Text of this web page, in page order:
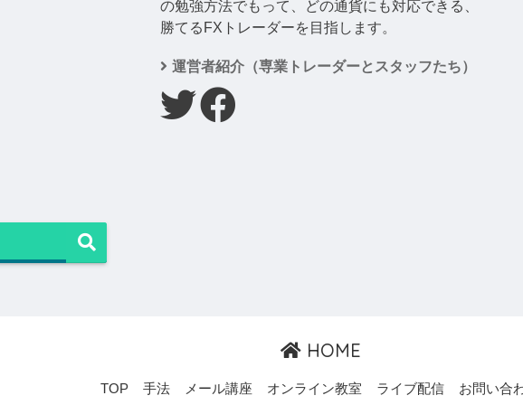
の勉強方法でもって、どの通貨にも対応できる、
勝てるFXトレーダーを目指します。
運営者紹介（専業トレーダーとスタッフたち）
HOME
TOP 手法 メール講座 オンライン教室 ライブ配信 お問い合